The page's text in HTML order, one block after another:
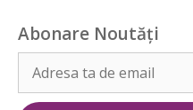
Abonare Noutăți